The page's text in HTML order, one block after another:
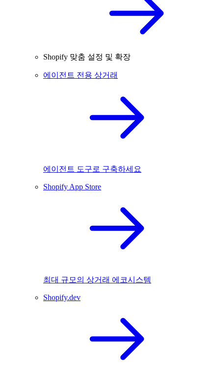
Shopify 맞춤 설정 및 확장
에이전트 전용 상거래
에이전트 도구로 구축하세요
Shopify App Store
최대 규모의 상거래 에코시스템
Shopify.dev